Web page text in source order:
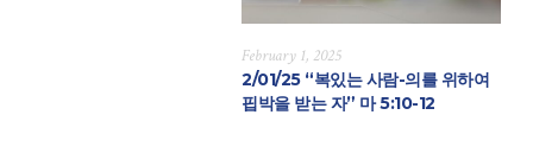
February 1, 2025
2/01/25 “복있는 사람-의를 위하여
핍박을 받는 자” 마 5:10-12